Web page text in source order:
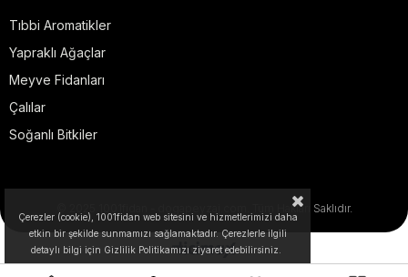
Tıbbi Aromatikler
Yapraklı Ağaçlar
Meyve Fidanları
Çalılar
Soğanlı Bitkiler
© 2025 1001fidan - dogapeyzaj.com. Tüm Hakları Saklıdır.
Çerezler (cookie), 1001fidan web sitesini ve hizmetlerimizi daha
etkin bir şekilde sunmamızı sağlamaktadır. Çerezlerle ilgili
detaylı bilgi için Gizlilik Politikamızı ziyaret edebilirsiniz.